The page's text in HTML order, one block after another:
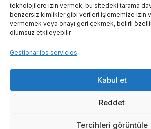
teknolojilere izin vermek, bu sitedeki tarama
benzersiz kimlikler gibi verileri işlememize izin
vermemek veya onayı geri çekmek, belirli
olumsuz etkileyebilir.
Gestionar los servicios
Kabul et
Reddet
Tercihleri görüntüle
Página de inicio
Sobre
Comunicación
© 2026 Enka Tarım